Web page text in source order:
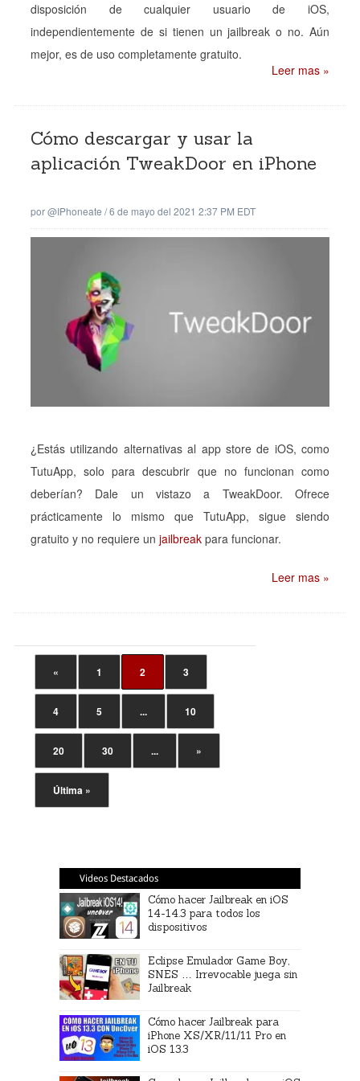
disposición de cualquier usuario de iOS,
independientemente de si tienen un jailbreak o no. Aún
mejor, es de uso completamente gratuito.
Leer mas »
Cómo descargar y usar la
aplicación TweakDoor en iPhone
por@iPhoneate /6 de mayo del 2021 2:37 PM EDT
¿Estás utilizando alternativas al app store de iOS, como
TutuApp, solo para descubrir que no funcionan como
deberían? Dale un vistazo a TweakDoor. Ofrece
prácticamente lo mismo que TutuApp, sigue siendo
gratuito y no requiere un jailbreak para funcionar.
Leer mas »
« 1 2 3
4 5 ... 10
20 30 ... »
Última »
Videos Destacados
Cómo hacer Jailbreak en iOS
14-14.3 para todos los
dispositivos
Eclipse Emulador Game Boy,
SNES … Irrevocable juega sin
Jailbreak
Cómo hacer Jailbreak para
iPhone XS/XR/11/11 Pro en
iOS 13.3